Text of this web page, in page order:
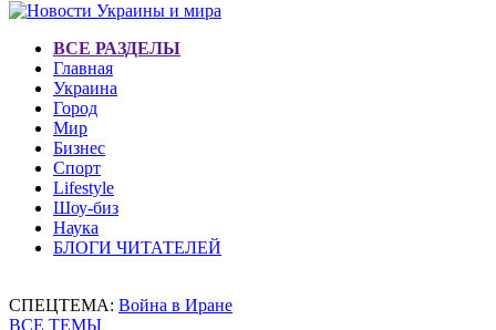
ВСЕ РАЗДЕЛЫ
Главная
Украина
Город
Мир
Бизнес
Спорт
Lifestyle
Шоу-биз
Наука
БЛОГИ ЧИТАТЕЛЕЙ
СПЕЦТЕМА: Война в Иране
ВСЕ ТЕМЫ